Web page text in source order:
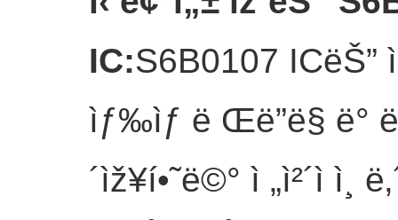
IC:S6B0107 ICëŠ”
ìƒ‰ìƒ ë Œë”ë§
´ìž¥í•˜ë©° ì „ì²´ì